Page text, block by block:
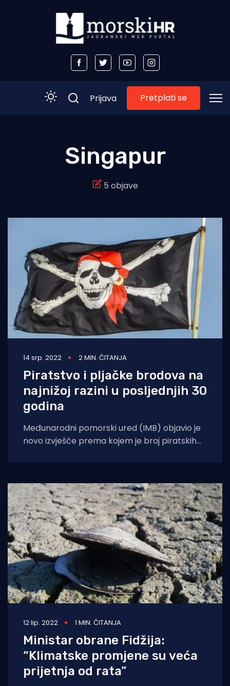
Morski plus
Turizam i nautika
Pomorstvo
Ribolov
Ekologija
Tradicija i kultura
Prijava Pretplati se
Singapur
5 objave
14 srp. 2022 2 MIN. ČITANJA
Piratstvo i pljačke brodova na
najnižoj razini u posljednjih 30
godina
Međunarodni pomorski ured (IMB) objavio je
novo izvješće prema kojem je broj piratskih
12 lip. 2022 1 MIN. ČITANJA
Ministar obrane Fidžija:
“Klimatske promjene su veća
prijetnja od rata”